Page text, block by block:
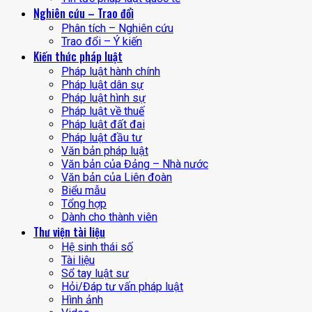
Nghiên cứu – Trao đổi
Phân tích – Nghiên cứu
Trao đổi – Ý kiến
Kiến thức pháp luật
Pháp luật hành chính
Pháp luật dân sự
Pháp luật hình sự
Pháp luật về thuế
Pháp luật đất đai
Pháp luật đầu tư
Văn bản pháp luật
Văn bản của Đảng – Nhà nước
Văn bản của Liên đoàn
Biểu mẫu
Tổng hợp
Dành cho thành viên
Thư viện tài liệu
Hệ sinh thái số
Tài liệu
Sổ tay luật sư
Hỏi/Đáp tư vấn pháp luật
Hình ảnh